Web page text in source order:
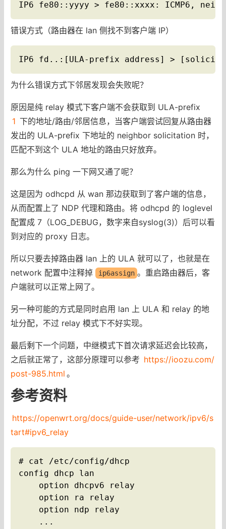
IP6 fe80::yyyy > fe80::xxxx: ICMP6,
错误方式（路由器在 lan 侧找不到客户端 IP）
IP6 fd..:[ULA-prefix address] >
为什么错误方式下邻居发现会失败呢？
原因是纯 relay 模式下客户端不会获取到 ULA-prefix
1 下的地址/路由/邻居信息，当客户端尝试回复从路由器
发出的 ULA-prefix 下地址的 neighbor solicitation 时，
匹配不到这个 ULA 地址的路由只好放弃。
那么为什么 ping 一下网又通了呢？
这是因为 odhcpd 从 wan 那边获取到了客户端的信息，
从而配置上了 NDP 代理和路由。将 odhcpd 的 loglevel
配置成 7（LOG_DEBUG，数字来自syslog(3)）后可以看
到对应的 proxy 日志。
所以只要去掉路由器 lan 上的 ULA 就可以了，也就是在
network 配置中注释掉
ip6assign 。重启路由器后，客
户端就可以正常上网了。
另一种可能的方式是同时启用 lan 上 ULA 和 relay 的地
址分配，不过 relay 模式下不好实现。
最后剩下一个问题，中继模式下首次请求延迟会比较高，
之后就正常了，这部分原理可以参考 https://ioozu.com/
post-985.html 。
参考资料
https://openwrt.org/docs/guide-user/network/ipv6/s
tart#ipv6_relay
# cat /etc/config/dhcp
config dhcp lan
option dhcpv6 relay
option ra relay
option ndp relay
...